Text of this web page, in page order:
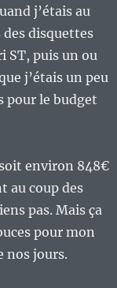
j’étais au
des disquettes
ST, puis un ou
j’étais un peu
pour le budget
environ 848€
au coup des
pas. Mais ça
pour mon
nos jours.